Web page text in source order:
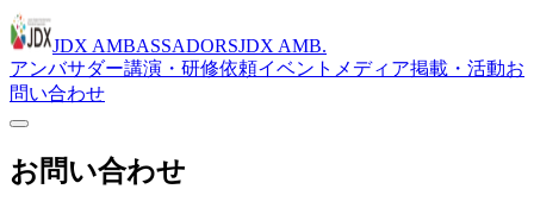
JDX AMBASSADORSJDX AMB.
アンバサダー講演・研修依頼イベント メディア掲載・活動お
問い合わせ
お問い合わせ